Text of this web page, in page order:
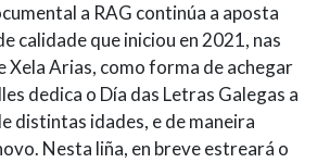
a RAG continúa a aposta
calidade que iniciou en 2021, nas
Xela Arias, como forma de achegar
dedica o Día das Letras Galegas a
distintas idades, e de maneira
Nesta liña, en breve estreará o